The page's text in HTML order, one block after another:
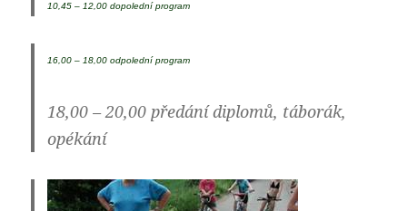
10,45 – 12,00 dopolední program
16,00 – 18,00 odpolední program
18,00 – 20,00 předání diplomů, táborák,
opékání